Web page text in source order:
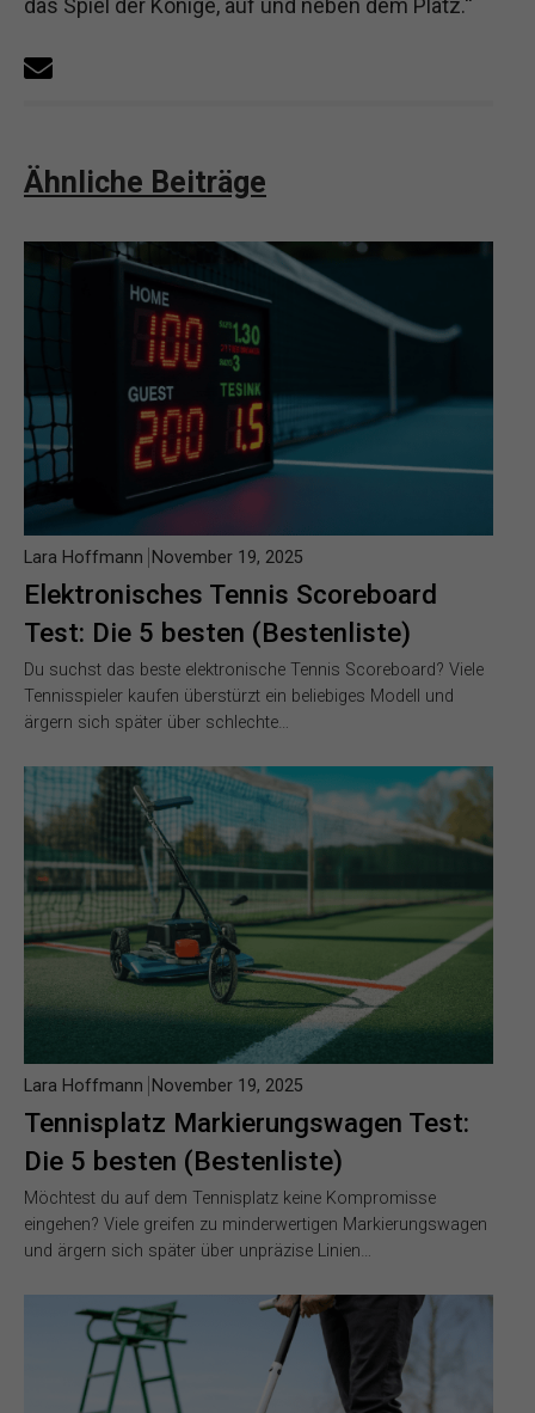
das Spiel der Könige, auf und neben dem Platz.“
Ähnliche Beiträge
Elektronisches Tennis Scoreboard
Test: Die 5 besten (Bestenliste)
Lara Hoffmann November 19, 2025
Du suchst das beste elektronische Tennis Scoreboard? Viele
Tennisspieler kaufen überstürzt ein beliebiges Modell und
ärgern sich später über schlechte…
Tennisplatz Markierungswagen Test:
Die 5 besten (Bestenliste)
Lara Hoffmann November 19, 2025
Möchtest du auf dem Tennisplatz keine Kompromisse
eingehen? Viele greifen zu minderwertigen Markierungswagen
und ärgern sich später über unpräzise Linien…